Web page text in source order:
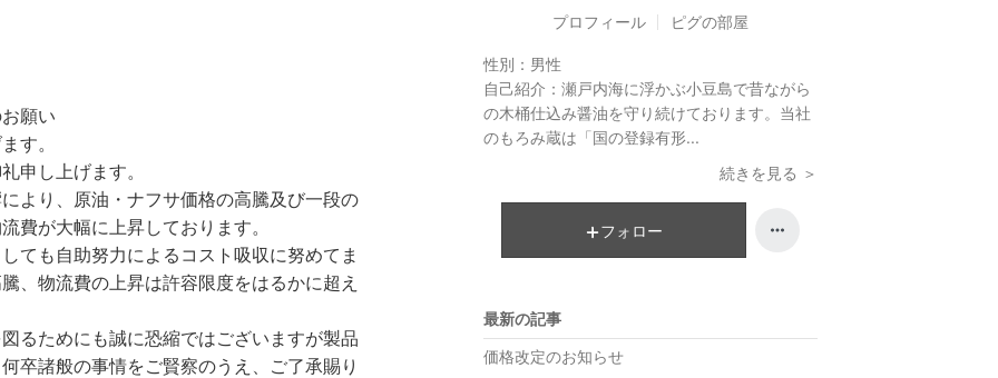
い
す。
申し上げます。
より、原油・ナフサ価格の高騰及び一段の
費が大幅に上昇しております。
ても自助努力によるコスト吸収に努めてま
、物流費の上昇は許容限度をはるかに超え
るためにも誠に恐縮ではございますが製品
卒諸般の事情をご賢察のうえ、ご了承賜り
プロフィール ピグの部屋
性別： 男性
自己紹介： 瀬戸内海に浮かぶ小豆島で昔ながら
の木桶仕込み醤油を守り続けております。当社
のもろみ蔵は「国の登録有形...
続きを見る ＞
フォロー
最新の記事
価格改定のお知らせ